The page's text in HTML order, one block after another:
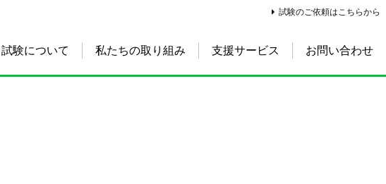
試験について 私たちの取り組み 支援サービス お問い合わせ
試験のご依頼はこちらから